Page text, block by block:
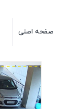
صفحه اصلی